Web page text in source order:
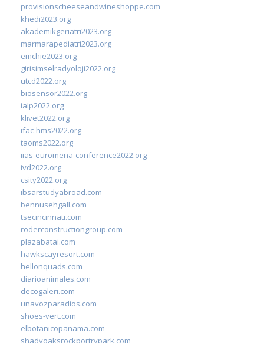
provisionscheeseandwineshoppe.com
khedi2023.org
akademikgeriatri2023.org
marmarapediatri2023.org
emchie2023.org
girisimselradyoloji2022.org
utcd2022.org
biosensor2022.org
ialp2022.org
klivet2022.org
ifac-hms2022.org
taoms2022.org
iias-euromena-conference2022.org
ivd2022.org
csity2022.org
ibsarstudyabroad.com
bennusehgall.com
tsecincinnati.com
roderconstructiongroup.com
plazabatai.com
hawkscayresort.com
hellonquads.com
diarioanimales.com
decogaleri.com
unavozparadios.com
shoes-vert.com
elbotanicopanama.com
shadyoaksrockportrvpark.com